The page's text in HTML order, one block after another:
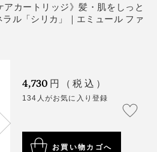
で燃焼し、人にいい成分だけ
。
アカートリッジ》髪・肌をしっと
ル「シリカ」｜エミュール ファ
4,730 円（税込）
134人がお気に入り登録
お買い物カゴへ